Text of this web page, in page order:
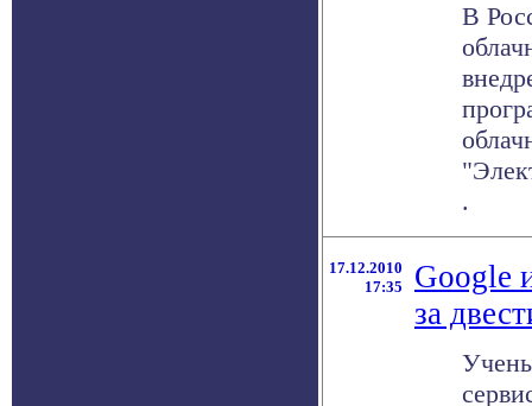
В
.
17.12.2010
17:35
Google
за